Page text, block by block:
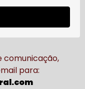
comunicação,
para: